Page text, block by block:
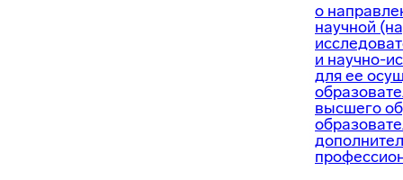
о
научной
и научно-
для ее
высшего